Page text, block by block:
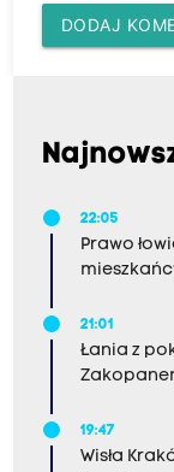
DODAJ
22:05
Prawo
21:01
Łania z
19:47
Wisła